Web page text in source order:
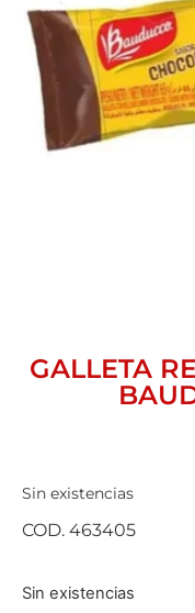
GALLETA
Sin existencias
COD. 463405
Sin existencias